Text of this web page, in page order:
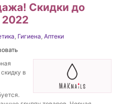
Скидки до
2022
Гигиена Аптеки
в